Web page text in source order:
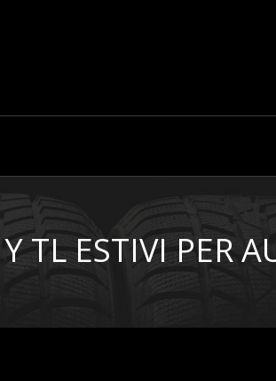
TL ESTIVI PER